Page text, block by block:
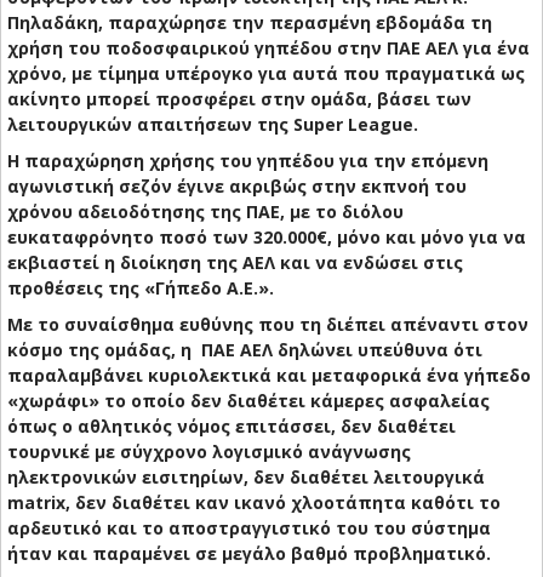
Πηλαδάκη, παραχώρησε την περασμένη εβδομάδα τη
χρήση του ποδοσφαιρικού γηπέδου στην ΠΑΕ ΑΕΛ για ένα
χρόνο, με τίμημα υπέρογκο για αυτά που πραγματικά ως
ακίνητο μπορεί προσφέρει στην ομάδα, βάσει των
λειτουργικών απαιτήσεων της Super League.
Η παραχώρηση χρήσης του γηπέδου για την επόμενη
αγωνιστική σεζόν έγινε ακριβώς στην εκπνοή του
χρόνου αδειοδότησης της ΠΑΕ, με το διόλου
ευκαταφρόνητο ποσό των 320.000€, μόνο και μόνο για να
εκβιαστεί η διοίκηση της ΑΕΛ και να ενδώσει στις
προθέσεις της «Γήπεδο Α.Ε.».
Με το συναίσθημα ευθύνης που τη διέπει απέναντι στον
κόσμο της ομάδας, η ΠΑΕ ΑΕΛ δηλώνει υπεύθυνα ότι
παραλαμβάνει κυριολεκτικά και μεταφορικά ένα γήπεδο
«χωράφι» το οποίο δεν διαθέτει κάμερες ασφαλείας
όπως ο αθλητικός νόμος επιτάσσει, δεν διαθέτει
τουρνικέ με σύγχρονο λογισμικό ανάγνωσης
ηλεκτρονικών εισιτηρίων, δεν διαθέτει λειτουργικά
matrix, δεν διαθέτει καν ικανό χλοοτάπητα καθότι το
αρδευτικό και το αποστραγγιστικό του του σύστημα
ήταν και παραμένει σε μεγάλο βαθμό προβληματικό.